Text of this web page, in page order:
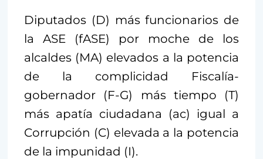
Diputados (D) más funcionarios de
la ASE (fASE) por moche de los
alcaldes (MA) elevados a la potencia
de la complicidad Fiscalía-
gobernador (F-G) más tiempo (T)
más apatía ciudadana (ac) igual a
Corrupción (C) elevada a la potencia
de la impunidad (I).